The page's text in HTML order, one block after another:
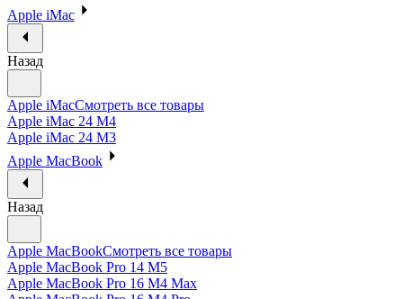
Apple iMac
Назад
Apple iMacСмотреть все товары
Apple iMac 24 M4
Apple iMac 24 M3
Apple MacBook
Назад
Apple MacBookСмотреть все товары
Apple MacBook Pro 14 M5
Apple MacBook Pro 16 M4 Max